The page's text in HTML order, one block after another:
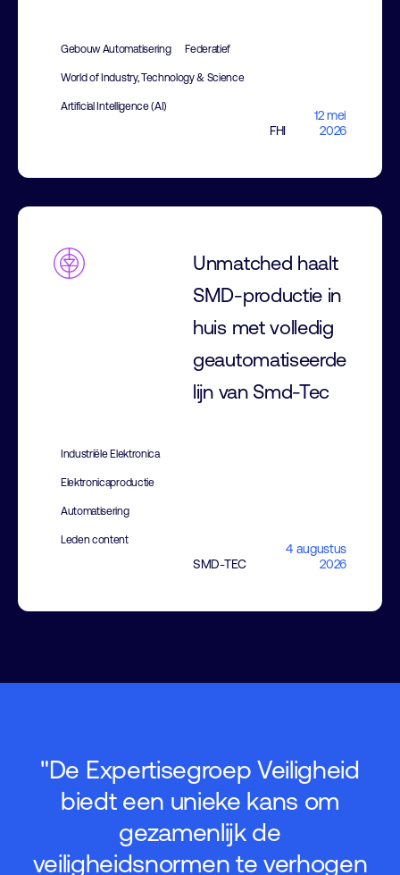
Gebouw Automatisering Federatief
World of Industry, Technology & Science
Artificial Intelligence (AI)
FHI
12 mei
2026
Unmatched haalt
SMD-productie in
huis met volledig
geautomatiseerde
lijn van Smd-Tec
Industriële Elektronica
Elektronicaproductie
Automatisering
Leden content
SMD-TEC
4 augustus
2026
"De Expertisegroep Veiligheid
biedt een unieke kans om
gezamenlijk de
veiligheidsnormen te verhogen